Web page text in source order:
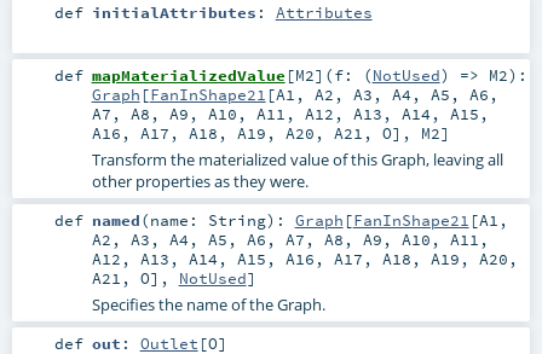
def initialAttributes : Attributes
def mapMaterializedValue [M2] (f: (NotUsed) => M2) :
Graph [FanInShape21 [A1 , A2 , A3 , A4 , A5 , A6 ,
A7 , A8 , A9 , A10 , A11 , A12 , A13 , A14 , A15 ,
A16 , A17 , A18 , A19 , A20 , A21 , O], M2]
Transform the materialized value of this Graph, leaving all
other properties as they were.
def named(name: String) : Graph [FanInShape21 [A1 ,
A2 , A3 , A4 , A5 , A6 , A7 , A8 , A9 , A10 , A11 ,
A12 , A13 , A14 , A15 , A16 , A17 , A18 , A19 , A20 ,
A21 , O], NotUsed]
Specifies the name of the Graph.
def out : Outlet [O]